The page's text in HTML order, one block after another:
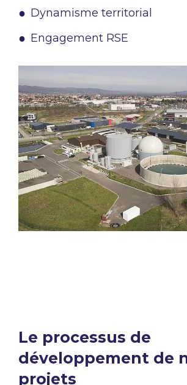
Dynamisme territorial​
Engagement RSE
Le processus de
développement de
projets